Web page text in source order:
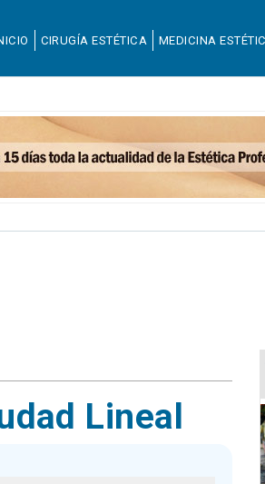
CIRUGÍA ESTÉTICA MEDICINA
Lineal